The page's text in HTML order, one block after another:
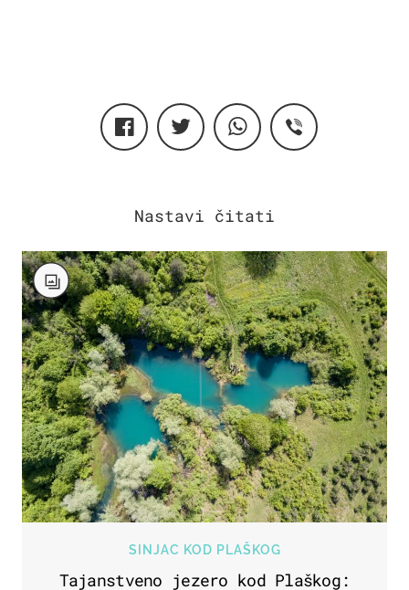
SINJAC KOD PLAŠKOG
Tajanstveno jezero kod Plaškog: